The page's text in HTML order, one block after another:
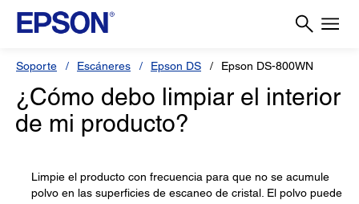
Soporte Escáneres Epson DS Epson DS-800WN
¿Cómo debo limpiar el interior
de mi producto?
Limpie el producto con frecuencia para que no se acumule
polvo en las superficies de escaneo de cristal. El polvo puede